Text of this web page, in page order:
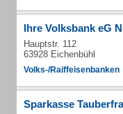
Ihre Volksbank eG
Hauptstr. 112
63928 Eichenbühl
Volks-/Raiffeisenbanken
Sparkasse